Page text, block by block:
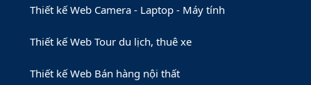
Thiết kế Web Camera - Laptop - Máy tính
Thiết kế Web Tour du lịch, thuê xe
Thiết kế Web Bán hàng nội thất